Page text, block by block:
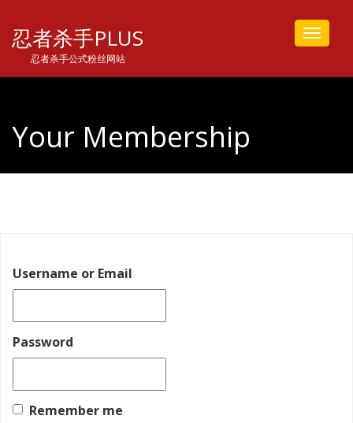
忍者杀手PLUS
忍者杀手公式粉丝网站
Toggle
Your Membership
Username or Email
Password
Remember me